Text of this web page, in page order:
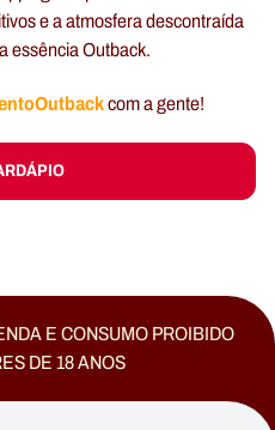
e a atmosfera descontraída
essência Outback.
com a gente!
E CONSUMO PROIBIDO
DE 18 ANOS